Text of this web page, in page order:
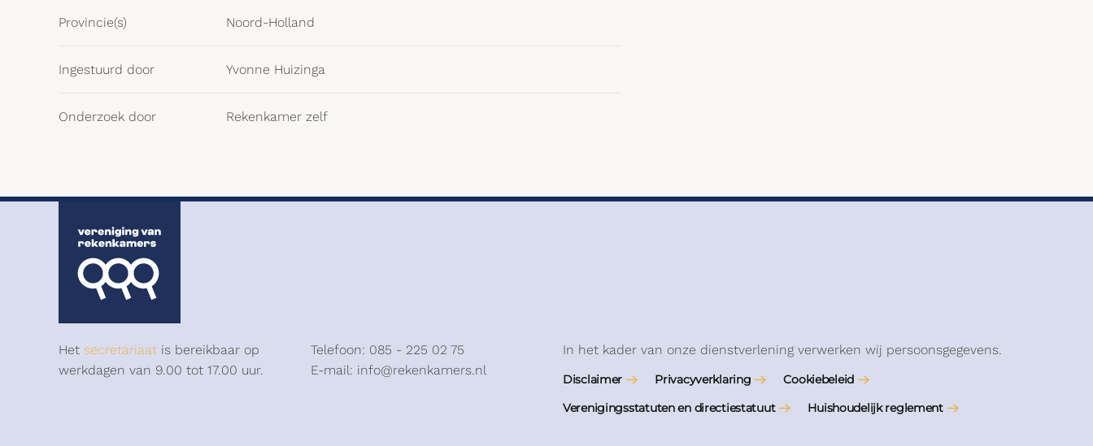
Provincie(s) Noord-Holland
Ingestuurd door Yvonne Huizinga
Onderzoek door Rekenkamer zelf
Het secretariaat is bereikbaar op
werkdagen van 9.00 tot 17.00 uur.
Telefoon: 085 - 225 02 75
E-mail: info@rekenkamers.nl
In het kader van onze dienstverlening verwerken wij persoonsgegevens.
Disclaimer Privacyverklaring
Cookiebeleid
Verenigingsstatuten en directiestatuut
Huishoudelijk reglement